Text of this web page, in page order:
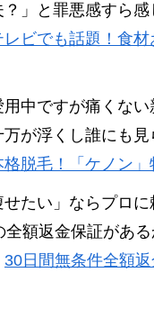
？」と罪悪感すら
レビでも話題！食
中ですが痛くない
が浮くし誰にも
格脱毛！「ケノン」
せたい」ならプロ
全額返金保証があ
30日間無条件全額